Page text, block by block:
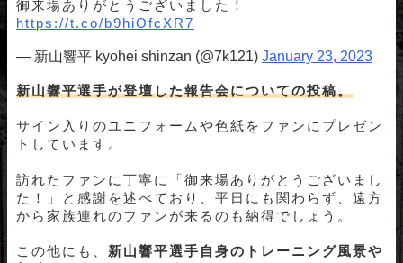
御来場ありがとうございました！
https://t.co/b9hiOfcXR7
— 新山響平 kyohei shinzan (@7k121) January 23, 2023
新山響平選手が登壇した報告会についての投稿。
サイン入りのユニフォームや色紙をファンにプレゼン
トしています。
訪れたファンに丁寧に「御来場ありがとうございまし
た！」と感謝を述べており、平日にも関わらず、遠方
から家族連れのファンが来るのも納得でしょう。
この他にも、 新山響平選手自身のトレーニング風景や